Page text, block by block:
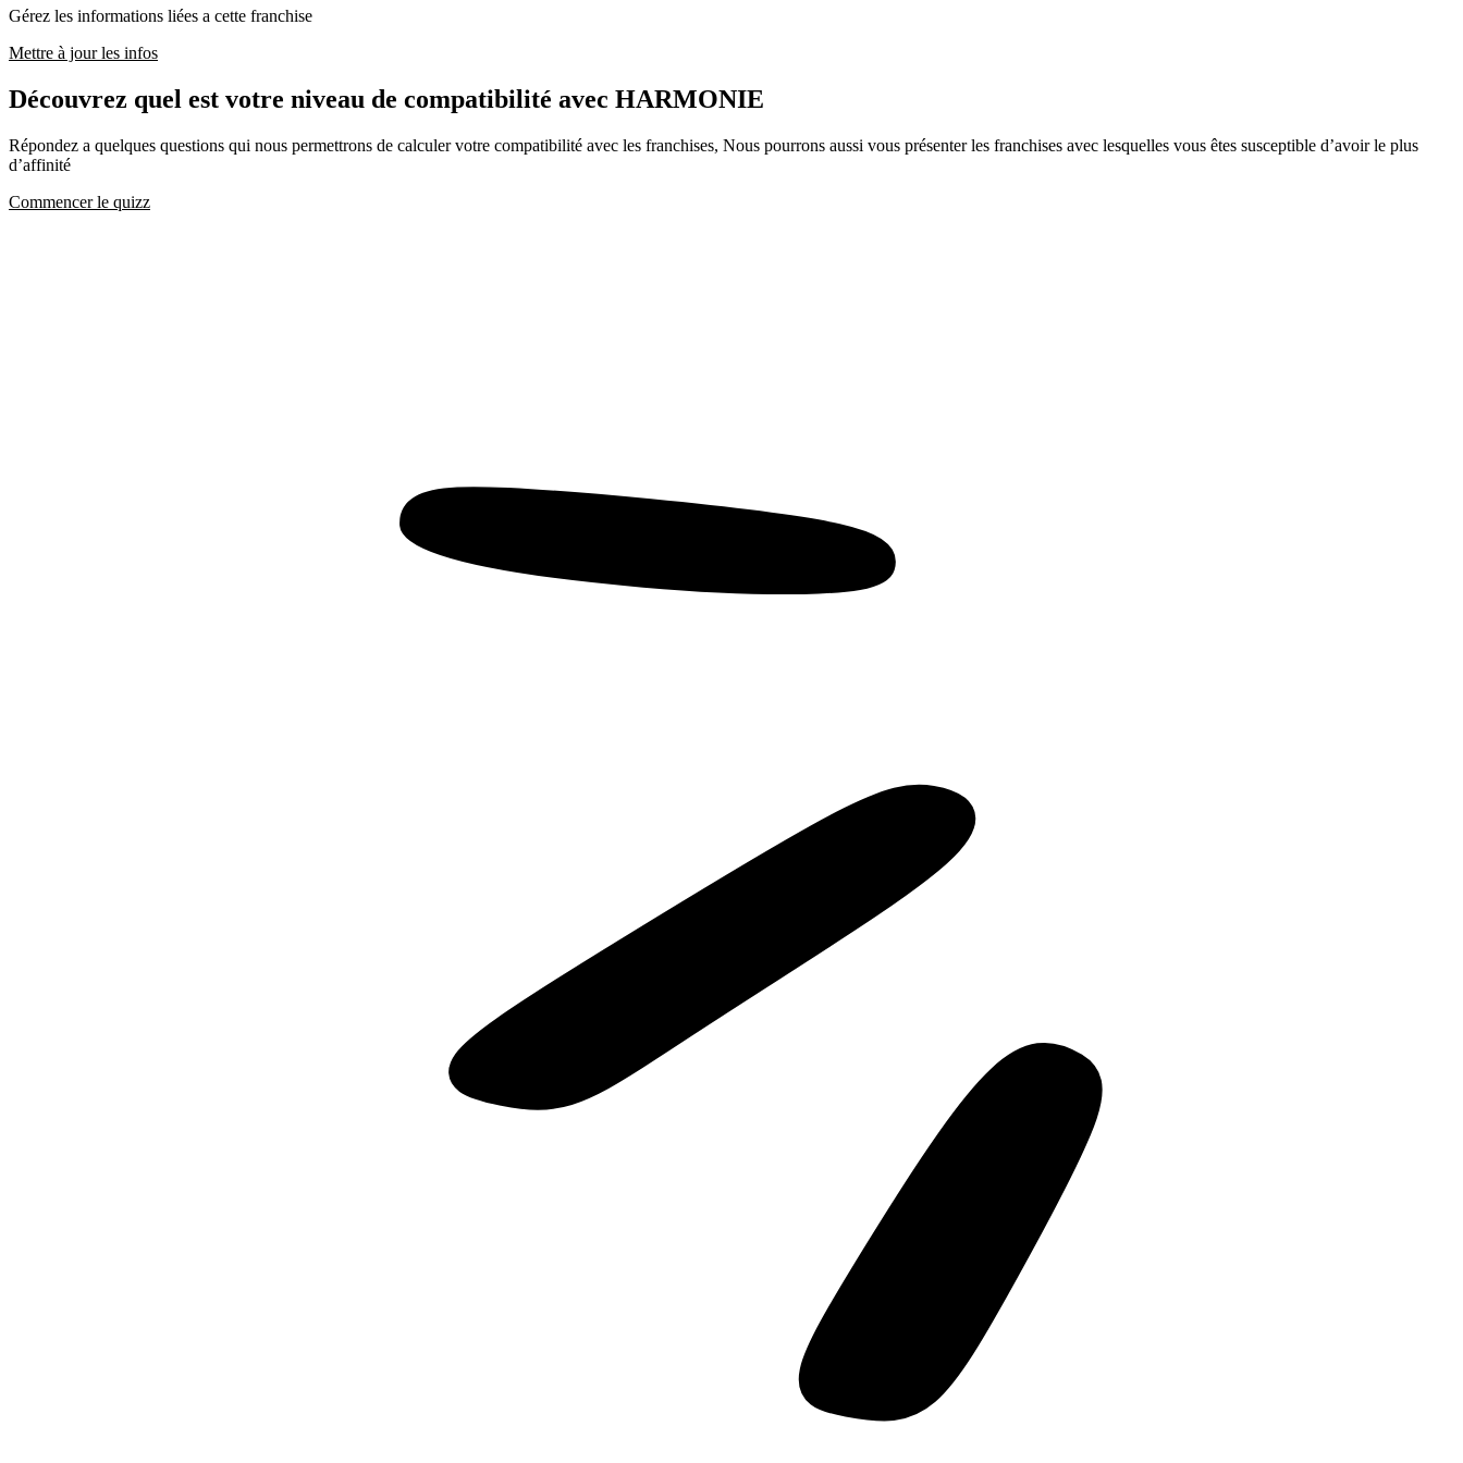
Gérez les informations liées a cette franchise
Mettre à jour les infos
Découvrez quel est votre niveau de compatibilité avec HARMONIE
Répondez a quelques questions qui nous permettrons de calculer votre compatibilité avec les franchises, Nous pourrons aussi vous présenter les franchises avec lesquelles vous êtes susceptible d’avoir le plus
d’affinité
Commencer le quizz